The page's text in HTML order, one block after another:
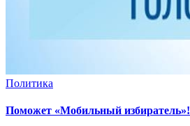
Политика
Поможет «Мобильный избиратель»!